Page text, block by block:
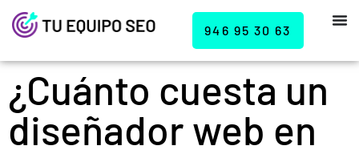
946 95 30 63
¿Cuánto cuesta un
diseñador web en